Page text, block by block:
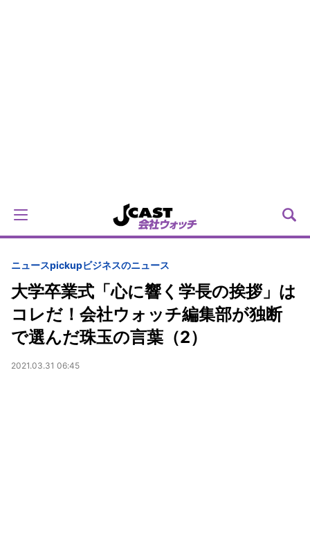
ニュースpickupビジネスのニュース
大学卒業式「心に響く学長の挨拶」は
コレだ！会社ウォッチ編集部が独断
で選んだ珠玉の言葉（2）
2021.03.31 06:45